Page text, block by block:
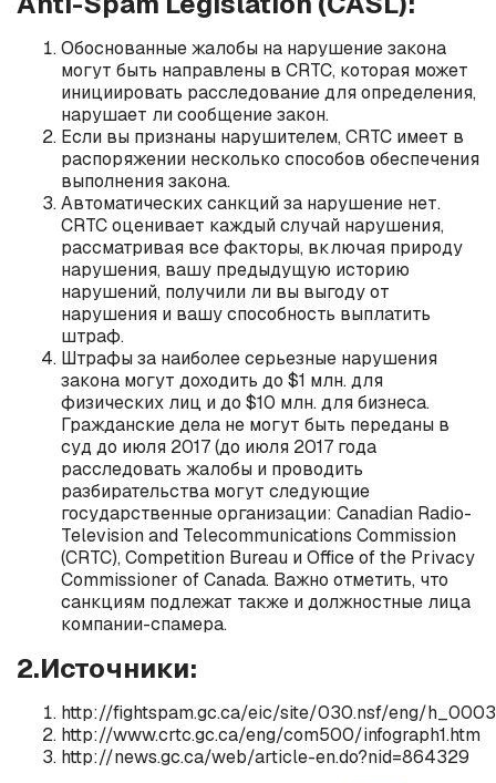
Обоснованные жалобы на нарушение закона
могут быть направлены в CRTC, которая может
инициировать расследование для определения,
нарушает ли сообщение закон.
Если вы признаны нарушителем, CRTC имеет в
распоряжении несколько способов обеспечения
выполнения закона.
Автоматических санкций за нарушение нет.
CRTC оценивает каждый случай нарушения,
рассматривая все факторы, включая природу
нарушения, вашу предыдущую историю
нарушений, получили ли вы выгоду от
нарушения и вашу способность выплатить
штраф.
Штрафы за наиболее серьезные нарушения
закона могут доходить до $1 млн. для
физических лиц и до $10 млн. для бизнеса.
Гражданские дела не могут быть переданы в
суд до июля 2017 (до июля 2017 года
расследовать жалобы и проводить
разбирательства могут следующие
государственные организации: Canadian Radio-
Television and Telecommunications Commission
(CRTC), Competition Bureau и Office of the Privacy
Commissioner of Canada. Важно отметить, что
санкциям подлежат также и должностные лица
компании-спамера.
2.Источники:
http://fightspam.gc.ca/eic/site/030.nsf/eng/
http://www.crtc.gc.ca/eng/com500/infograph1.htm
http://news.gc.ca/web/article-en.do?nid=864329